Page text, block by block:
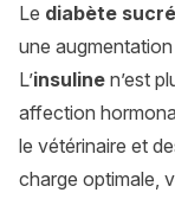
Le diabète sucré
une
L’insuline n’est
affection
le vétérinaire et
charge optimale,